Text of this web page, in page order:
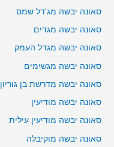
סאונה יבשה מג'דל שמס
סאונה יבשה מגדים
סאונה יבשה מגדל העמק
סאונה יבשה מגשימים
סאונה יבשה מדרשת בן גוריון
סאונה יבשה מודיעין
סאונה יבשה מודיעין עילית
סאונה יבשה מוקיבלה